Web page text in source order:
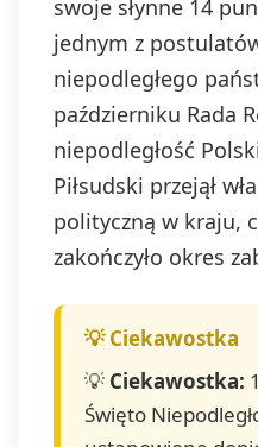
swoje słynne 14
jednym z
niepodległego
październiku Rada
niepodległość
Piłsudski przejął
polityczną w kraju,
zakończyło okres
💡 Ciekawostka:
Święto